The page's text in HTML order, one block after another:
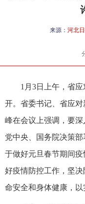
来源： 河北
1月3日上午，省
开。省委书记、省应
峰在会议上强调，要
党中央、国务院决策
于做好元旦春节期间
好疫情防控工作，坚
命安全和身体健康，以